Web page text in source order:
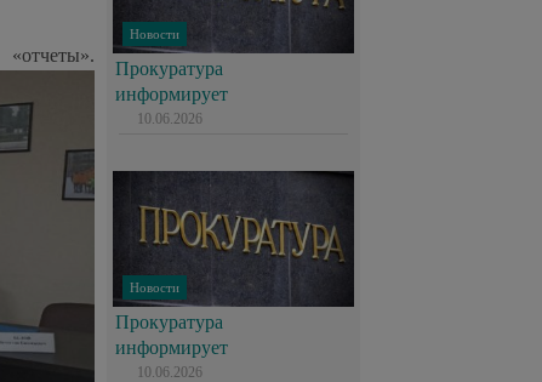
Новости
Прокуратура
информирует
10.06.2026
Новости
Прокуратура
информирует
10.06.2026